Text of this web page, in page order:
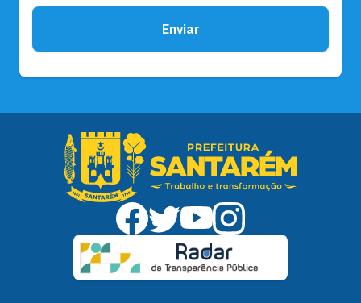
Enviar